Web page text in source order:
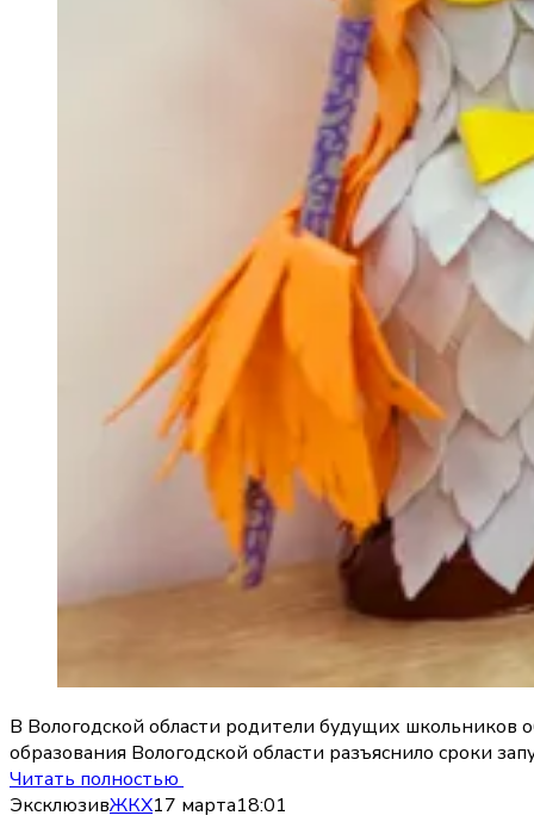
В Вологодской области родители будущих школьников
образования Вологодской области разъяснило сроки
Читать полностью
ЭксклюзивЖКХ17 марта18:01